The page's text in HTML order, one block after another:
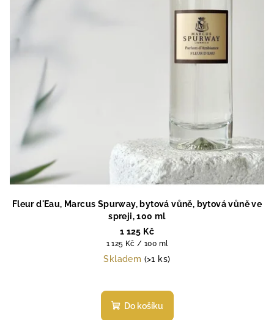
Fleur d'Eau, Marcus Spurway, bytová vůně, bytová vůně ve
spreji, 100 ml
1 125 Kč
Měrná
cena:
1 125 Kč / 100 ml
Skladem (>1 ks)
hodnocení
produktu
Do košíku